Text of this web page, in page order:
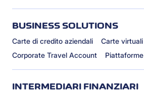
BUSINESS SOLUTIONS
Carte di credito aziendali
Carte virtuali
Corporate Travel Account
Piattaforme
INTERMEDIARI FINANZIARI